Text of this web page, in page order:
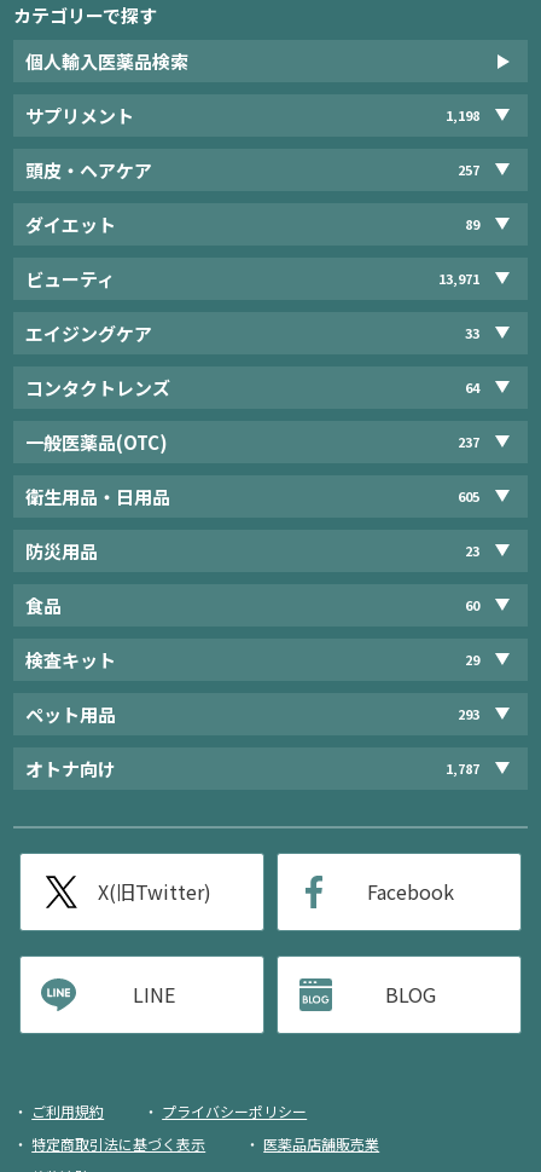
カテゴリーで探す
個人輸入医薬品検索
サプリメント 1,198
頭皮・ヘアケア 257
ダイエット 89
ビューティ 13,971
エイジングケア 33
コンタクトレンズ 64
一般医薬品(OTC) 237
衛生用品・日用品 605
防災用品 23
食品 60
検査キット 29
ペット用品 293
オトナ向け 1,787
X(旧Twitter) Facebook
LINE BLOG
ご利用規約
プライバシーポリシー
特定商取引法に基づく表示
医薬品店舗販売業